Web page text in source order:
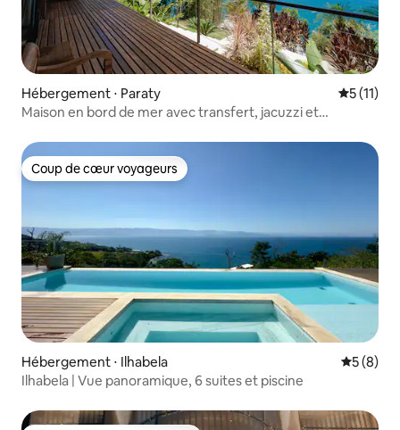
Hébergement ⋅ Paraty
5 (11)
Maison en bord de mer avec transfert, jacuzzi et
Coup de cœur voyageurs
Coup de cœur voyageurs
Hébergement ⋅ Ilhabela
5 (8)
Ilhabela | Vue panoramique, 6 suites et piscine